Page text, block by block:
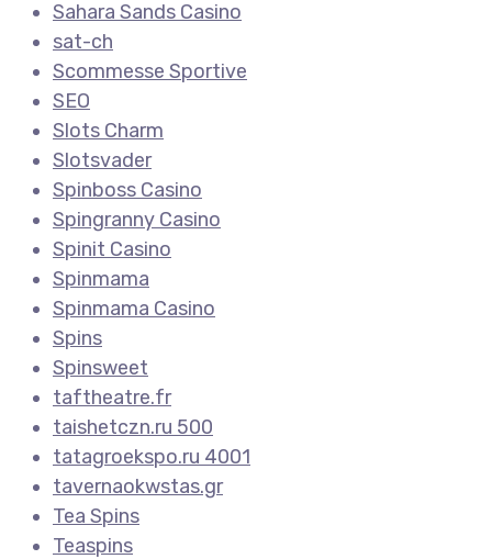
Sahara Sands Casino
sat-ch
Scommesse Sportive
SEO
Slots Charm
Slotsvader
Spinboss Casino
Spingranny Casino
Spinit Casino
Spinmama
Spinmama Casino
Spins
Spinsweet
taftheatre.fr
taishetczn.ru 500
tatagroekspo.ru 4001
tavernaokwstas.gr
Tea Spins
Teaspins